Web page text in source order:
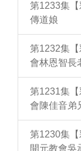
第1233集
傳道娘
第1232集
會林恩智長
第1231集
會陳佳音弟
第1230集
開元教會吳